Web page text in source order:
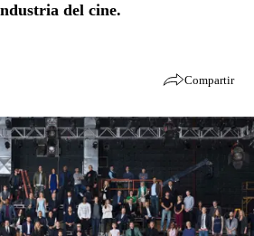
del cine.
Compartir